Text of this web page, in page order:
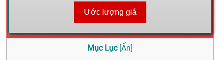
Ước lượng giá
Mục Lục [Ẩn]